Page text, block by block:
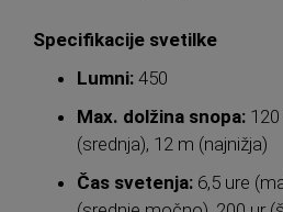
Specifikacije svetilke
Lumni: 450
Max. dolžina snopa:
(srednja), 12 m (najnižja)
Čas svetenja: 6,5 ure